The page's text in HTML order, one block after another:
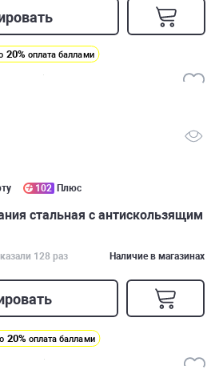
20% оплата баллами
102 Плюс
стальная с антискользящим
128 раз Наличие в магазинах
20% оплата баллами